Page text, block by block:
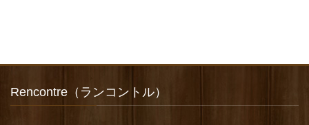
Rencontre（ランコントル）